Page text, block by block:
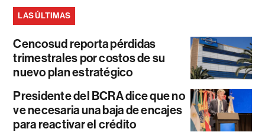
LAS ÚLTIMAS
Cencosud reporta pérdidas
trimestrales por costos de su
nuevo plan estratégico
Presidente del BCRA dice que no
ve necesaria una baja de encajes
para reactivar el crédito